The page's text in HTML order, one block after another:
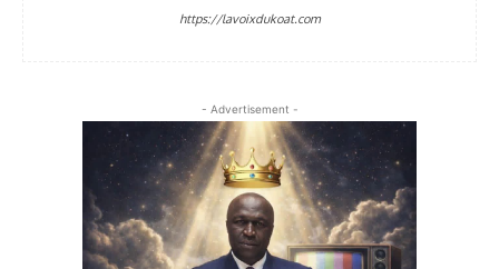
https://lavoixdukoat.com
- Advertisement -